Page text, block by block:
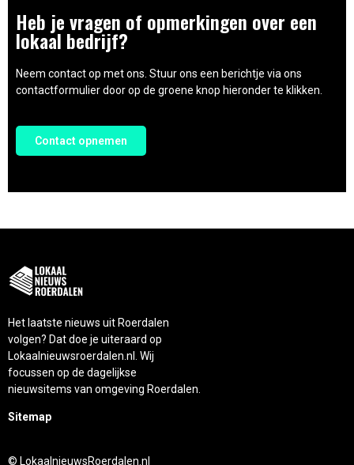
Heb je vragen of opmerkingen over een
lokaal bedrijf?
Neem contact op met ons. Stuur ons een berichtje via ons
contactformulier door op de groene knop hieronder te klikken.
Contact opnemen
Het laatste nieuws uit Roerdalen
volgen? Dat doe je uiteraard op
Lokaalnieuwsroerdalen.nl. Wij
focussen op de dagelijkse
nieuwsitems van omgeving Roerdalen.
Sitemap
© LokaalnieuwsRoerdalen.nl